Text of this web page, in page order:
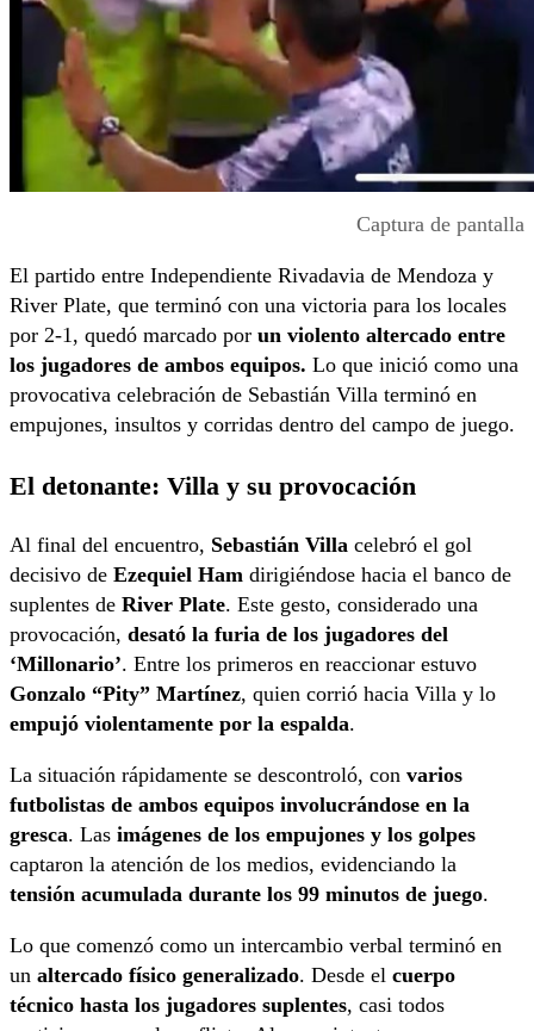
Captura de pantalla
El partido entre Independiente Rivadavia de Mendoza y
River Plate, que terminó con una victoria para los locales
por 2-1, quedó marcado por un violento altercado entre
los jugadores de ambos equipos. Lo que inició como una
provocativa celebración de Sebastián Villa terminó en
empujones, insultos y corridas dentro del campo de juego.
El detonante: Villa y su provocación
Al final del encuentro, Sebastián Villa celebró el gol
decisivo de Ezequiel Ham dirigiéndose hacia el banco de
suplentes de River Plate. Este gesto, considerado una
provocación, desató la furia de los jugadores del
‘Millonario’. Entre los primeros en reaccionar estuvo
Gonzalo “Pity” Martínez, quien corrió hacia Villa y lo
empujó violentamente por la espalda.
La situación rápidamente se descontroló, con varios
futbolistas de ambos equipos involucrándose en la
gresca. Las imágenes de los empujones y los golpes
captaron la atención de los medios, evidenciando la
tensión acumulada durante los 99 minutos de juego.
Lo que comenzó como un intercambio verbal terminó en
un altercado físico generalizado. Desde el cuerpo
técnico hasta los jugadores suplentes, casi todos